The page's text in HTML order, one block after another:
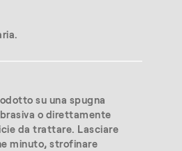
su una spugna
o direttamente
da trattare. Lasciare
minuto, strofinare